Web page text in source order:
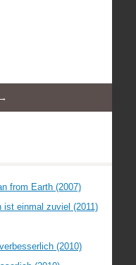
from Earth (2007)
ist einmal zuviel (2011)
(2010)